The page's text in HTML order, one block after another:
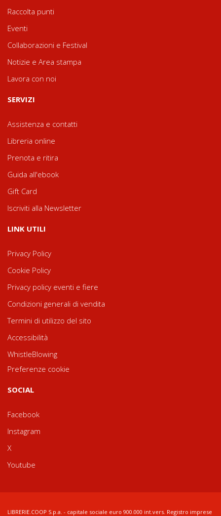
Raccolta punti
Eventi
Collaborazioni e Festival
Notizie e Area stampa
Lavora con noi
SERVIZI
Assistenza e contatti
Libreria online
Prenota e ritira
Guida all'ebook
Gift Card
Iscriviti alla Newsletter
LINK UTILI
Privacy Policy
Cookie Policy
Privacy policy eventi e fiere
Condizioni generali di vendita
Termini di utilizzo del sito
Accessibilità
WhistleBlowing
Preferenze cookie
SOCIAL
Facebook
Instagram
X
Youtube
LIBRERIE.COOP S.p.a. - capitale sociale euro 900.000 int.vers. Registro imprese